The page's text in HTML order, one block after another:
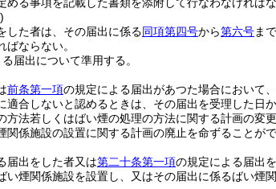
した者は、その届出に係る同項第四号から第六号ま
ならない。
届出について準用する。
前条第一項の規定による届出があつた場合において
適合しないと認めるときは、その届出を受理した日
方法若しくはばい煙の処理の方法に関する計画の変更
係施設の設置に関する計画の廃止を命ずることがで
届出をした者又は第二十条第一項の規定による届出
い煙関係施設を設置し、又はその届出に係るばい煙